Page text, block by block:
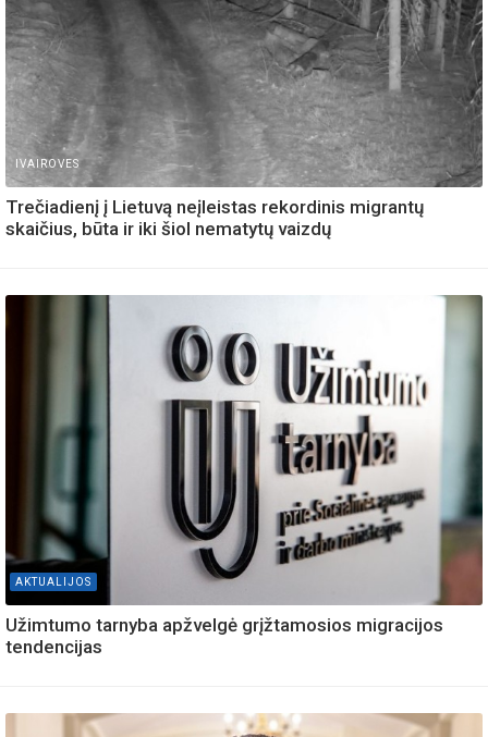
IVAIROVES
Trečiadienį į Lietuvą neįleistas rekordinis migrantų
skaičius, būta ir iki šiol nematytų vaizdų
AKTUALIJOS
Užimtumo tarnyba apžvelgė grįžtamosios migracijos
tendencijas